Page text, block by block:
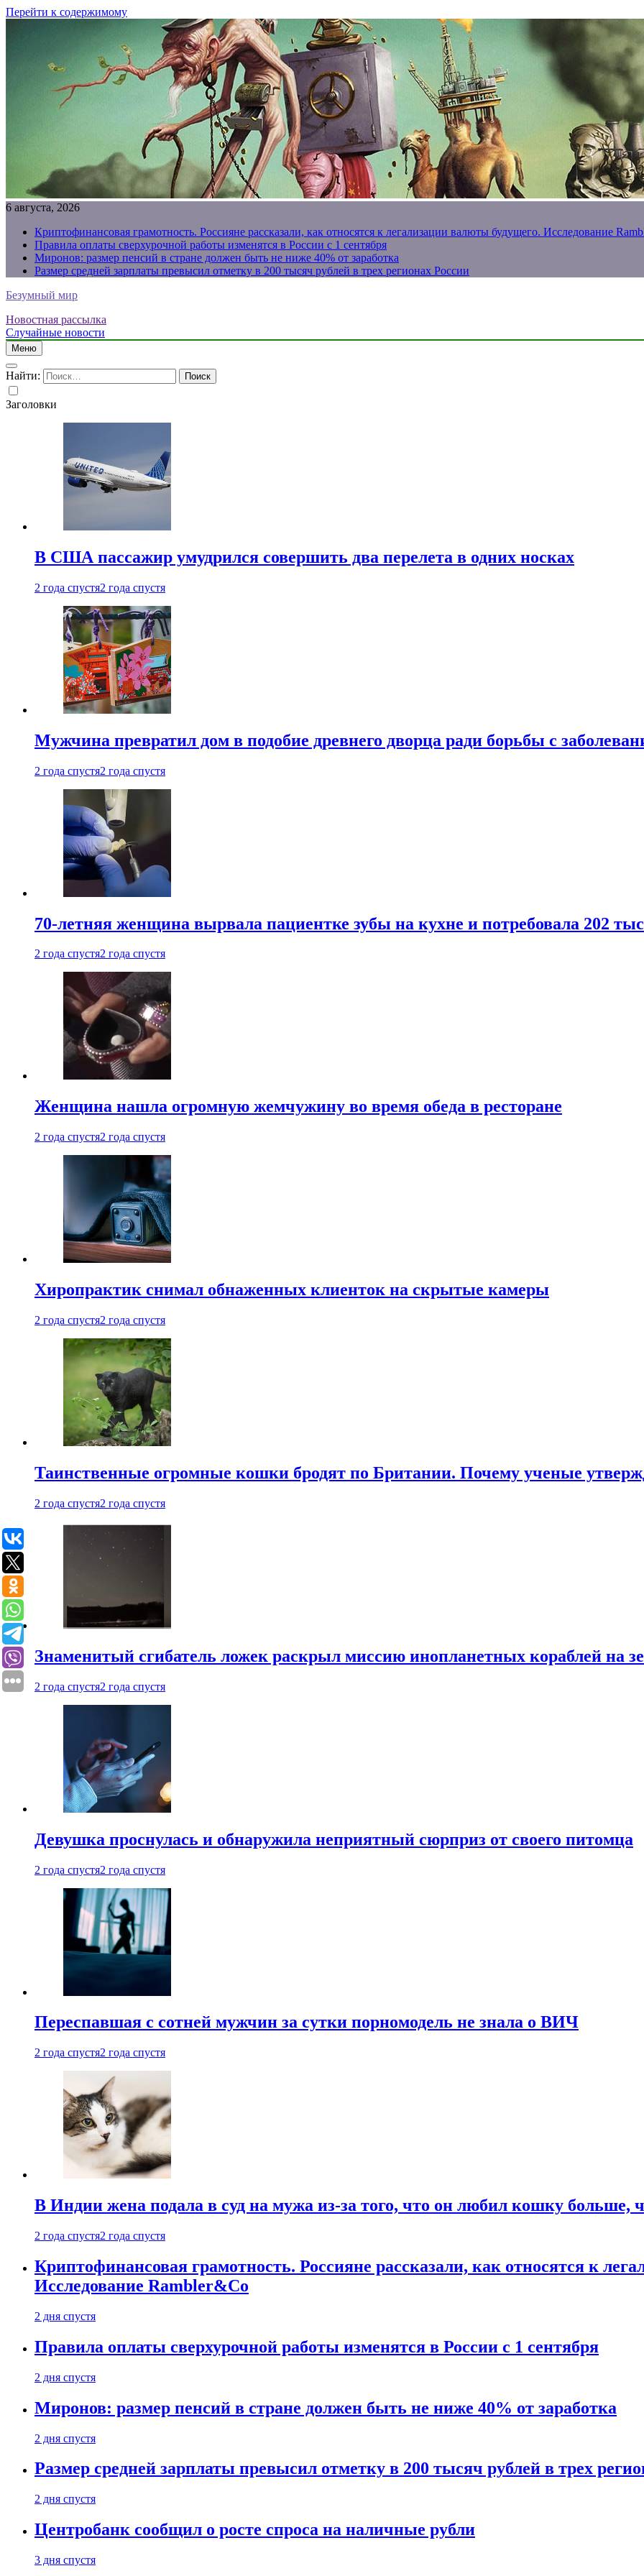
Перейти к содержимому
6 августа, 2026
Криптофинансовая грамотность. Россияне рассказали, как относятся к легализации валюты будущего. Исследование
Правила оплаты сверхурочной работы изменятся в России с 1 сентября
Миронов: размер пенсий в стране должен быть не ниже 40% от заработка
Размер средней зарплаты превысил отметку в 200 тысяч рублей в трех регионах России
Безумный мир
Новостная рассылка
Случайные новости
Меню
Найти:
Заголовки
В США пассажир умудрился совершить два перелета в одних носках
2 года спустя2 года спустя
Мужчина превратил дом в подобие древнего дворца ради борьбы с
2 года спустя2 года спустя
70-летняя женщина вырвала пациентке зубы на кухне и потребовала 202
2 года спустя2 года спустя
Женщина нашла огромную жемчужину во время обеда в ресторане
2 года спустя2 года спустя
Хиропрактик снимал обнаженных клиенток на скрытые камеры
2 года спустя2 года спустя
Таинственные огромные кошки бродят по Британии. Почему ученые
2 года спустя2 года спустя
Знаменитый сгибатель ложек раскрыл миссию инопланетных кораблей на
2 года спустя2 года спустя
Девушка проснулась и обнаружила неприятный сюрприз от своего питомца
2 года спустя2 года спустя
Переспавшая с сотней мужчин за сутки порномодель не знала о ВИЧ
2 года спустя2 года спустя
В Индии жена подала в суд на мужа из-за того, что он любил кошку больше,
2 года спустя2 года спустя
Криптофинансовая грамотность. Россияне рассказали, как относятся к
Исследование Rambler&Co
2 дня спустя
Правила оплаты сверхурочной работы изменятся в России с 1 сентября
2 дня спустя
Миронов: размер пенсий в стране должен быть не ниже 40% от заработка
2 дня спустя
Размер средней зарплаты превысил отметку в 200 тысяч рублей в трех
2 дня спустя
Центробанк сообщил о росте спроса на наличные рубли
3 дня спустя